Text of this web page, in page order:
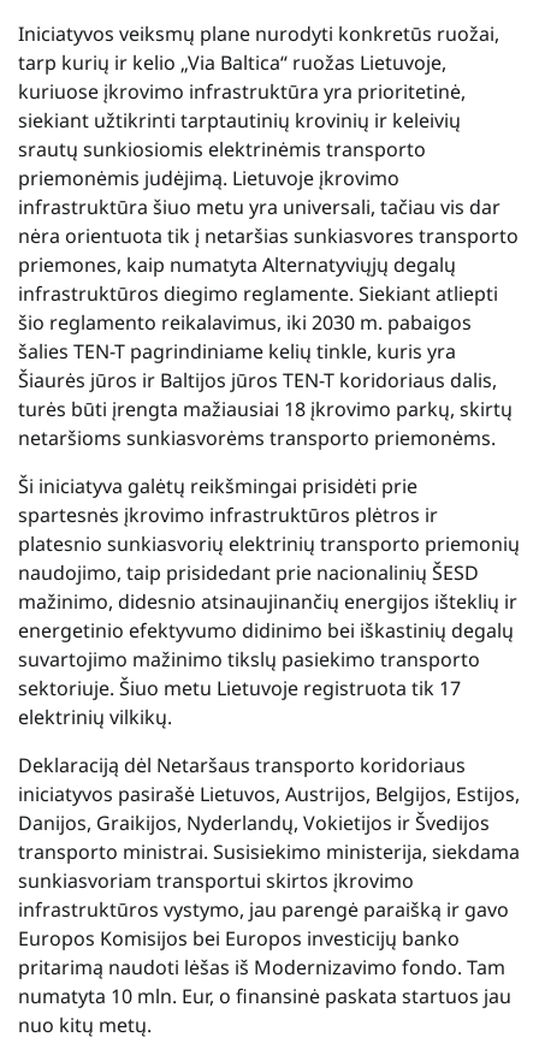
Iniciatyvos veiksmų plane nurodyti konkretūs ruožai,
tarp kurių ir kelio „Via Baltica“ ruožas Lietuvoje,
kuriuose įkrovimo infrastruktūra yra prioritetinė,
siekiant užtikrinti tarptautinių krovinių ir keleivių
srautų sunkiosiomis elektrinėmis transporto
priemonėmis judėjimą. Lietuvoje įkrovimo
infrastruktūra šiuo metu yra universali, tačiau vis dar
nėra orientuota tik į netaršias sunkiasvores transporto
priemones, kaip numatyta Alternatyviųjų degalų
infrastruktūros diegimo reglamente. Siekiant atliepti
šio reglamento reikalavimus, iki 2030 m. pabaigos
šalies TEN-T pagrindiniame kelių tinkle, kuris yra
Šiaurės jūros ir Baltijos jūros TEN-T koridoriaus dalis,
turės būti įrengta mažiausiai 18 įkrovimo parkų, skirtų
netaršioms sunkiasvorėms transporto priemonėms.
Ši iniciatyva galėtų reikšmingai prisidėti prie
spartesnės įkrovimo infrastruktūros plėtros ir
platesnio sunkiasvorių elektrinių transporto priemonių
naudojimo, taip prisidedant prie nacionalinių ŠESD
mažinimo, didesnio atsinaujinančių energijos išteklių ir
energetinio efektyvumo didinimo bei iškastinių degalų
suvartojimo mažinimo tikslų pasiekimo transporto
sektoriuje. Šiuo metu Lietuvoje registruota tik 17
elektrinių vilkikų.
Deklaraciją dėl Netaršaus transporto koridoriaus
iniciatyvos pasirašė Lietuvos, Austrijos, Belgijos, Estijos,
Danijos, Graikijos, Nyderlandų, Vokietijos ir Švedijos
transporto ministrai. Susisiekimo ministerija, siekdama
sunkiasvoriam transportui skirtos įkrovimo
infrastruktūros vystymo, jau parengė paraišką ir gavo
Europos Komisijos bei Europos investicijų banko
pritarimą naudoti lėšas iš Modernizavimo fondo. Tam
numatyta 10 mln. Eur, o finansinė paskata startuos jau
nuo kitų metų.